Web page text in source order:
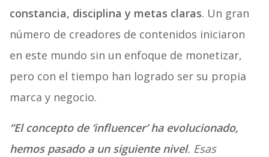
constancia, disciplina y metas claras. Un gran
número de creadores de contenidos iniciaron
en este mundo sin un enfoque de monetizar,
pero con el tiempo han logrado ser su propia
marca y negocio.
“El concepto de ‘influencer’ ha evolucionado,
hemos pasado a un siguiente nivel. Esas